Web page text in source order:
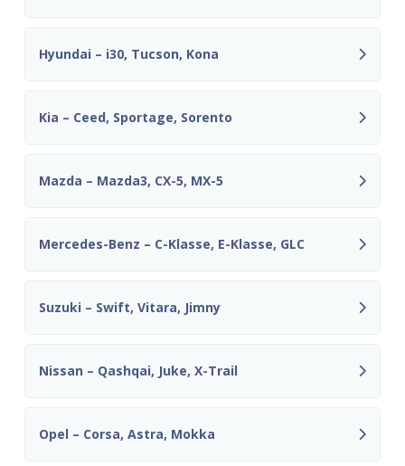
Hyundai – i30, Tucson, Kona
Kia – Ceed, Sportage, Sorento
Mazda – Mazda3, CX-5, MX-5
Mercedes-Benz – C-Klasse, E-Klasse, GLC
Suzuki – Swift, Vitara, Jimny
Nissan – Qashqai, Juke, X-Trail
Opel – Corsa, Astra, Mokka